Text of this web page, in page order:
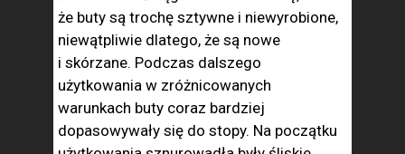
że buty są trochę sztywne i niewyrobione,
niewątpliwie dlatego, że są nowe
i skórzane. Podczas dalszego
użytkowania w zróżnicowanych
warunkach buty coraz bardziej
dopasowywały się do stopy. Na początku